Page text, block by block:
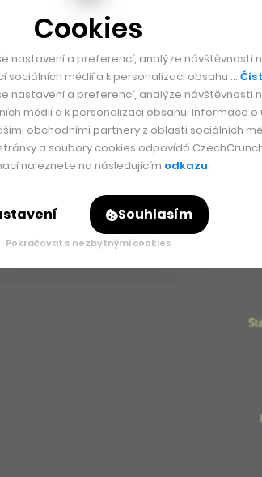
Bylo to letadlo
Cookies
nastavení a preferencí, analýze návštěvnosti
sociálních médií a k personalizaci obsahu …
nastavení a preferencí, analýze návštěvnosti
médií a k personalizaci obsahu. Informace o
obchodními partnery z oblasti sociálních
a soubory cookies odpovídá
naleznete na následujícím odkazu.
Souhlasím
Pokračovat s nezbytnými cookies